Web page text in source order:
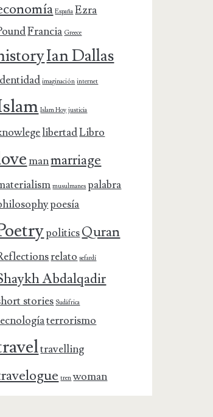
España Ezra
Francia Greece
Ian Dallas
imaginación internet
Islam Hoy justicia
libertadLibro
manmarriage
musulmanes palabra
poesía
politicsQuran
relato sefardí
Abdalqadir
stories Sudáfrica
terrorismo
travelling
tren woman